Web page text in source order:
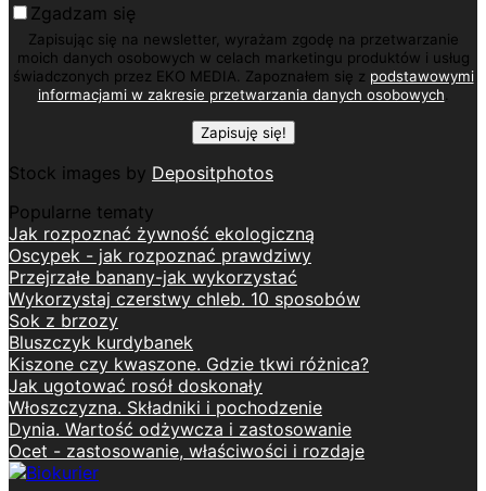
Zgadzam się
Zapisując się na newsletter, wyrażam zgodę na przetwarzanie
moich danych osobowych w celach marketingu produktów i usług
świadczonych przez EKO MEDIA. Zapoznałem się z podstawowymi
informacjami w zakresie przetwarzania danych osobowych
Stock images by Depositphotos
Popularne tematy
Jak rozpoznać żywność ekologiczną
Oscypek - jak rozpoznać prawdziwy
Przejrzałe banany-jak wykorzystać
Wykorzystaj czerstwy chleb. 10 sposobów
Sok z brzozy
Bluszczyk kurdybanek
Kiszone czy kwaszone. Gdzie tkwi różnica?
Jak ugotować rosół doskonały
Włoszczyzna. Składniki i pochodzenie
Dynia. Wartość odżywcza i zastosowanie
Ocet - zastosowanie, właściwości i rozdaje